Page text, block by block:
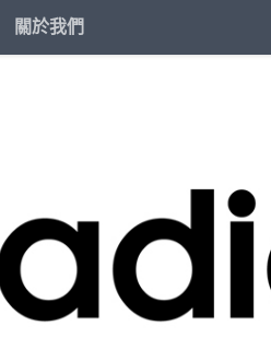
關於我們